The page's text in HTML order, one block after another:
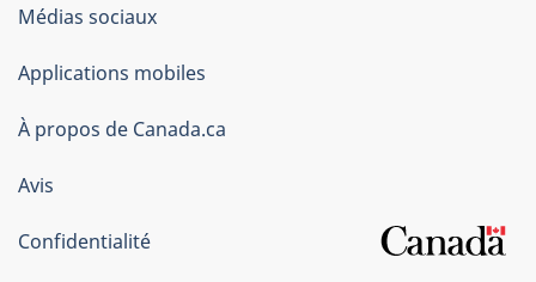
Organisation
du
gouvernement
du
Canada
Médias sociaux
Applications mobiles
À propos de Canada.ca
Avis
Confidentialité